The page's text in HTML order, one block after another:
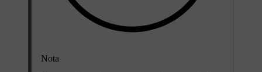
Nota